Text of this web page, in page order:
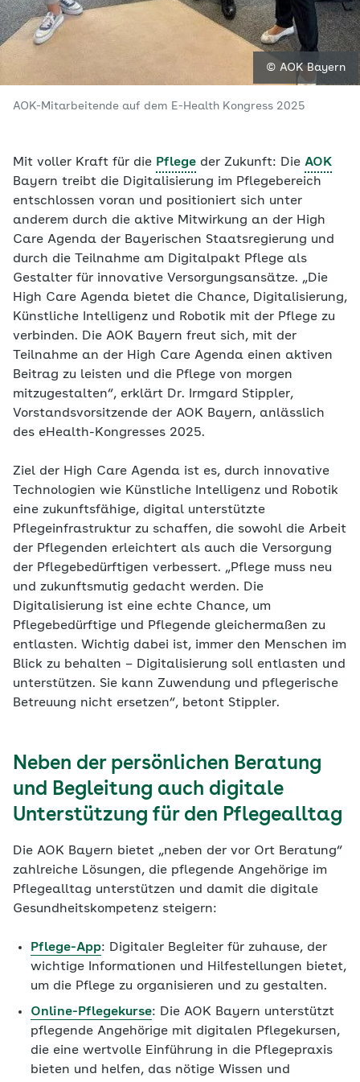
© AOK Bayern
AOK-Mitarbeitende auf dem E-Health Kongress 2025
Mit voller Kraft für die Pflege der Zukunft: Die AOK
Bayern treibt die Digitalisierung im Pflegebereich
entschlossen voran und positioniert sich unter
anderem durch die aktive Mitwirkung an der High
Care Agenda der Bayerischen Staatsregierung und
durch die Teilnahme am Digitalpakt Pflege als
Gestalter für innovative Versorgungsansätze. „Die
High Care Agenda bietet die Chance, Digitalisierung,
Künstliche Intelligenz und Robotik mit der Pflege zu
verbinden. Die AOK Bayern freut sich, mit der
Teilnahme an der High Care Agenda einen aktiven
Beitrag zu leisten und die Pflege von morgen
mitzugestalten“, erklärt Dr. Irmgard Stippler,
Vorstandsvorsitzende der AOK Bayern, anlässlich
des eHealth-Kongresses 2025.
Ziel der High Care Agenda ist es, durch innovative
Technologien wie Künstliche Intelligenz und Robotik
eine zukunftsfähige, digital unterstützte
Pflegeinfrastruktur zu schaffen, die sowohl die Arbeit
der Pflegenden erleichtert als auch die Versorgung
der Pflegebedürftigen verbessert. „Pflege muss neu
und zukunftsmutig gedacht werden. Die
Digitalisierung ist eine echte Chance, um
Pflegebedürftige und Pflegende gleichermaßen zu
entlasten. Wichtig dabei ist, immer den Menschen im
Blick zu behalten – Digitalisierung soll entlasten und
unterstützen. Sie kann Zuwendung und pflegerische
Betreuung nicht ersetzen“, betont Stippler.
Neben der persönlichen Beratung
und Begleitung auch digitale
Unterstützung für den Pflegealltag
Die AOK Bayern bietet „neben der vor Ort Beratung“
zahlreiche Lösungen, die pflegende Angehörige im
Pflegealltag unterstützen und damit die digitale
Gesundheitskompetenz steigern:
Pflege-App: Digitaler Begleiter für zuhause, der
wichtige Informationen und Hilfestellungen bietet,
um die Pflege zu organisieren und zu gestalten.
Online-Pflegekurse: Die AOK Bayern unterstützt
pflegende Angehörige mit digitalen Pflegekursen,
die eine wertvolle Einführung in die Pflegepraxis
bieten und helfen, das nötige Wissen und